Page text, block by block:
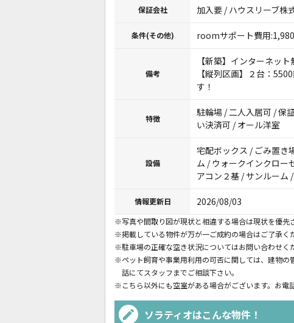
保証会社 加入要 / ハウスリーブ株
条件(その他) roomサポート費用
備考
【新築】インターネッ
【縦列区画】２台：
す！
特徴
駐輪場 / 二人入居可 / 保
い決済可 / オール洋室
設備
宅配ボックス / ごみ置き
ム / ウォークインクロー
アコン２基 / サンルーム
情報更新日 2026/08/03
※写真や間取り図が現状と相違する場合は現状を優先
※掲載している物件が万が一ご成約の場合はご了承く
※駐車場の正確な空き状況についてはお問い合わせく
※ペット飼育や事業用利用の可否に関しては、建物の
話にてスタッフまでご相談下さい。
※こちら以外にも空室がある場合がございます。お電
ソラティオはこんな物件！